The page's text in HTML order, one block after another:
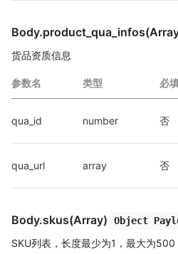
货品资质信息
参数名 类型 必
qua_id number 否
qua_url array 否
Body.skus(Array) Object
SKU列表，长度最少为1，最大为500